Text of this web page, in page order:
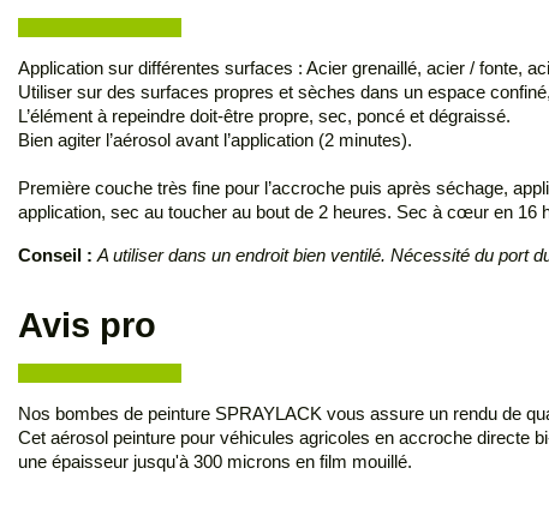
Application sur différentes surfaces : Acier grenaillé, acier / fonte,
Utiliser sur des surfaces propres et sèches dans un espace
L’élément à repeindre doit-être propre, sec, poncé et dégraissé.
Bien agiter l’aérosol avant l’application (2 minutes).
Première couche très fine pour l’accroche puis après séchage,
application, sec au toucher au bout de 2 heures. Sec à cœur en 16
Conseil : A utiliser dans un endroit bien ventilé. Nécessité du port
Avis pro
Nos bombes de peinture SPRAYLACK vous assure un rendu de
Cet aérosol peinture pour véhicules agricoles en accroche directe
une épaisseur jusqu'à 300 microns en film mouillé.